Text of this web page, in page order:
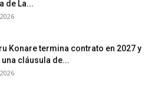
de La...
Konare termina contrato en 2027 y
una cláusula de...